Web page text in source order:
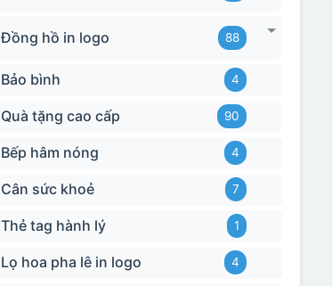
Đồng hồ in logo 88
Bảo bình 4
Quà tặng cao cấp 90
Bếp hâm nóng 4
Cân sức khoẻ 7
Thẻ tag hành lý 1
Lọ hoa pha lê in logo 4